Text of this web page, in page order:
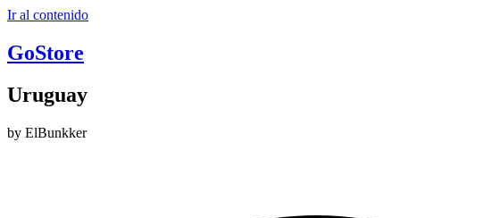
Ir al contenido
GoStore
Uruguay
by ElBunkker